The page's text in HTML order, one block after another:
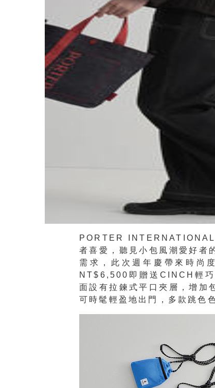
PORTER INTERNATIONAL
者喜愛，聽見小包風潮愛好者
需求，此次週年慶帶來時尚
NT$6,500即贈送 CINCH 輕
面設有拉鍊式平口夾層，增加
可時髦輕盈地出門，多款跳色